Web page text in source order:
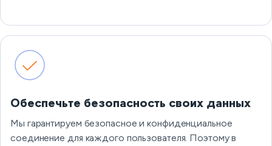
Обеспечьте безопасность своих данных
Мы гарантируем безопасное и конфиденциальное
соединение для каждого пользователя. Поэтому в